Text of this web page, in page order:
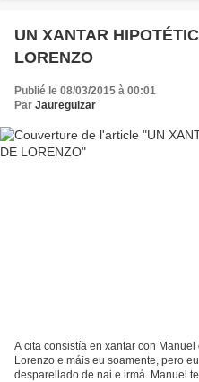
UN XANTAR
LORENZO
Publié le 08/03/2015 à 00:01
Par Jaureguizar
A cita consistía en xantar con
Lorenzo e máis eu soamente, pero
desparellado de nai e irmá. Manuel